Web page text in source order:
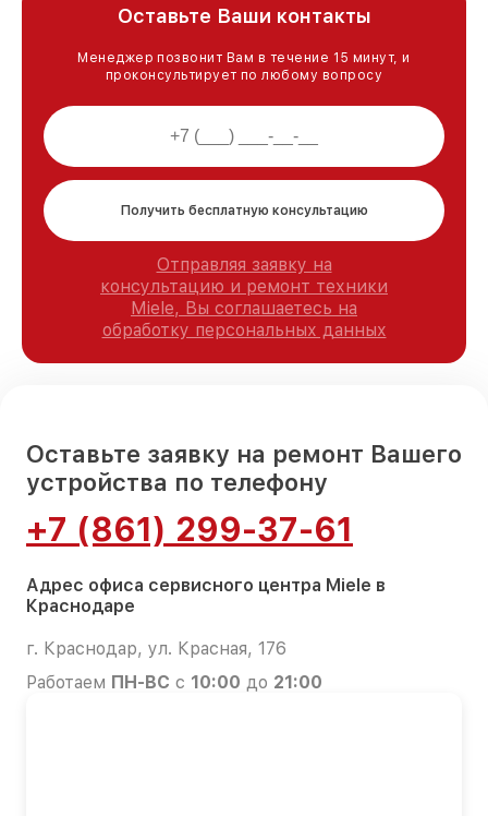
Оставьте Ваши контакты
Менеджер позвонит Вам в течение 15 минут, и
проконсультирует по любому вопросу
Получить бесплатную консультацию
Отправляя заявку на
консультацию и ремонт техники
Miele, Вы соглашаетесь на
обработку персональных данных
Оставьте заявку на ремонт Вашего
устройства по телефону
+7 (861) 299-37-61
Адрес офиса сервисного центра Miele в
Краснодаре
г. Краснодар, ул. Красная, 176
Работаем ПН-ВС с 10:00 до 21:00